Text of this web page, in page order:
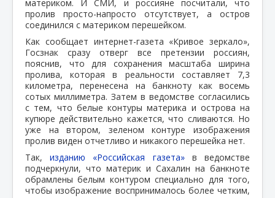
материком. И СМИ, и россияне посчитали, что
пролив просто-напросто отсутствует, а остров
соединился с материком перешейком.
Как сообщает интернет-газета «Кривое зеркало»,
Госзнак сразу отверг все претензии россиян,
пояснив, что для сохранения масштаба ширина
пролива, которая в реальности составляет 7,3
километра, перенесена на банкноту как восемь
сотых миллиметра. Затем в ведомстве согласились
с тем, что белые контуры материка и острова на
купюре действительно кажется, что сливаются. Но
уже на втором, зеленом контуре изображения
пролив виден отчетливо и никакого перешейка нет.
Так,изданию «Российская газета»в ведомстве
подчеркнули, что материк и Сахалин на банкноте
обрамлены белым контуром специально для того,
чтобы изображение воспринималось более четким,